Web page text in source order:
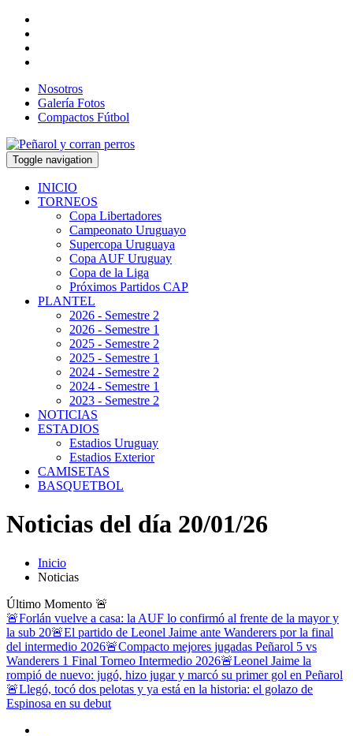
Nosotros
Galería Fotos
Compactos Fútbol
Toggle navigation
INICIO
TORNEOS
Copa Libertadores
Campeonato Uruguayo
Supercopa Uruguaya
Copa AUF Uruguay
Copa de la Liga
Próximos Partidos CAP
PLANTEL
2026 - Semestre 2
2026 - Semestre 1
2025 - Semestre 2
2025 - Semestre 1
2024 - Semestre 2
2024 - Semestre 1
2023 - Semestre 2
NOTICIAS
ESTADIOS
Estadios Uruguay
Estadios Exterior
CAMISETAS
BASQUETBOL
Noticias del día 20/01/26
Inicio
Noticias
Último Momento 🚨
🚨Forlán vuelve a casa: la AUF lo confirmó al frente de la mayor y
la sub 20🚨El partido de Leonel Jaime ante Wanderers por la final
del intermedio 2026🚨Compacto mejores jugadas Peñarol 5 vs
Wanderers 1 Final Torneo Intermedio 2026🚨Leonel Jaime la
rompió de nuevo: jugó, hizo jugar y marcó su primer gol en Peñarol
🚨Llegó, tocó dos pelotas y ya está en la historia: el golazo de
Espinosa en su debut